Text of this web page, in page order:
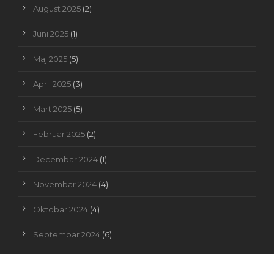
August 2025 (2)
Juni 2025 (1)
Maj 2025 (5)
April 2025 (3)
Mart 2025 (5)
Februar 2025 (2)
Decembar 2024 (1)
Novembar 2024 (4)
Oktobar 2024 (4)
Septembar 2024 (6)